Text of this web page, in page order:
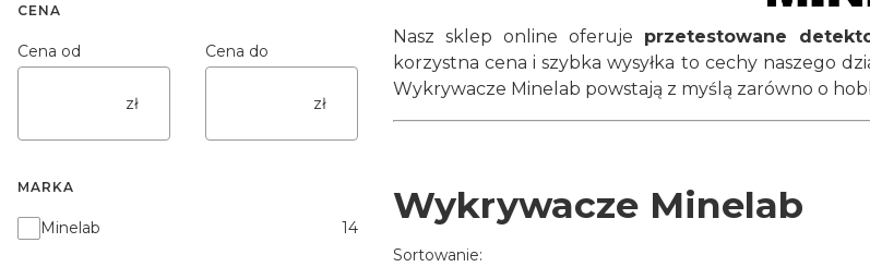
CENA
Cena od
zł
Cena do
zł
MARKA
MarkaMinelab 14
Nasz sklep online oferuje przetestowane
korzystna cena i szybka wysyłka to cechy naszego
Wykrywacze Minelab powstają z myślą zarówno o
Wykrywacze Minelab
Lista produktów
Sortowanie: